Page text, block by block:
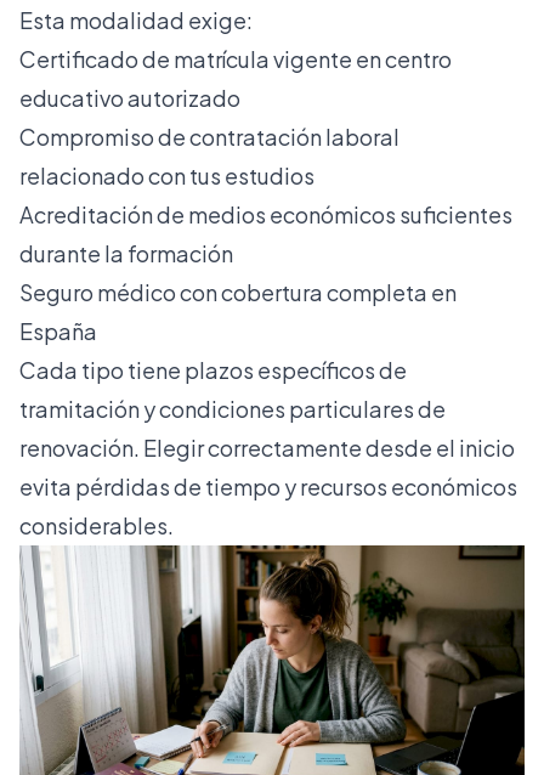
Esta modalidad exige:
Certificado de matrícula vigente en centro
educativo autorizado
Compromiso de contratación laboral
relacionado con tus estudios
Acreditación de medios económicos suficientes
durante la formación
Seguro médico con cobertura completa en
España
Cada tipo tiene plazos específicos de
tramitación y condiciones particulares de
renovación. Elegir correctamente desde el inicio
evita pérdidas de tiempo y recursos económicos
considerables.